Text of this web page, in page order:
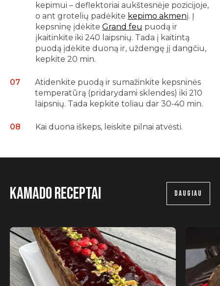
kepimui – deflektoriai aukštesnėje pozicijoje,
o ant grotelių padėkite kepimo akmenį. Į
kepsninę įdėkite Grand feu puodą ir
įkaitinkite iki 240 laipsnių. Tada į kaitintą
puodą įdėkite duoną ir, uždengę jį dangčiu,
kepkite 20 min.
Atidenkite puodą ir sumažinkite kepsninės
temperatūrą (pridarydami sklendes) iki 210
laipsnių. Tada kepkite toliau dar 30-40 min.
Kai duona iškeps, leiskite pilnai atvėsti.
Kamado receptai DAUGIAU